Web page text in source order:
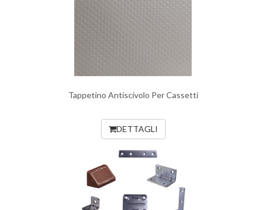
Tappetino Antiscivolo Per Cassetti
DETTAGLI